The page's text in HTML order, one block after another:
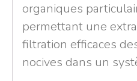
organiques
permettant une
filtration efficaces
nocives dans un